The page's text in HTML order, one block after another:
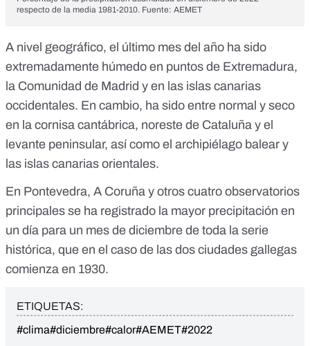
respecto de la media 1981-2010. Fuente: AEMET
A nivel geográfico, el último mes del año ha sido
extremadamente húmedo en puntos de Extremadura,
la Comunidad de Madrid y en las islas canarias
occidentales. En cambio, ha sido entre normal y seco
en la cornisa cantábrica, noreste de Cataluña y el
levante peninsular, así como el archipiélago balear y
las islas canarias orientales.
En Pontevedra, A Coruña y otros cuatro observatorios
principales se ha registrado la mayor precipitación en
un día para un mes de diciembre de toda la serie
histórica, que en el caso de las dos ciudades gallegas
comienza en 1930.
ETIQUETAS:
#clima#diciembre#calor#AEMET#2022